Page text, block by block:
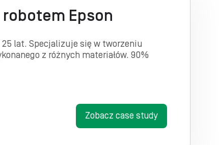
Epson
25 lat. Specjalizuje się w tworzeniu
z różnych materiałów. 90%
Zobacz case study